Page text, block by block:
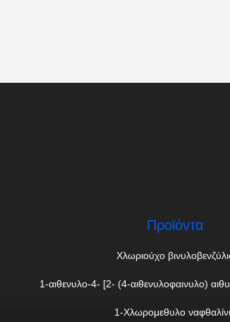
Προϊόντα
Χλωριούχο
1-αιθενυλο-4- [2- (4-αιθενυλοφαινυλο)
1-Χλωρομεθυλο